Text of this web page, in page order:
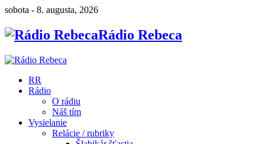
sobota - 8. augusta, 2026
Rádio Rebeca
RR
Rádio
O rádiu
Náš tím
Vysielanie
Relácie / rubriky